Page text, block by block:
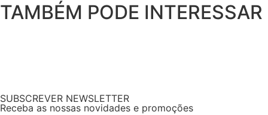
TAMBÉM PODE INTERESSAR
SUBSCREVER NEWSLETTER
Receba as nossas novidades e promoções